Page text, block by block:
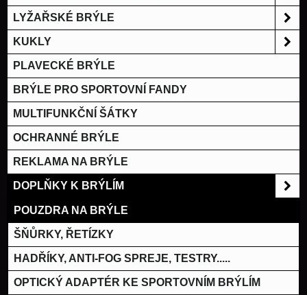
LYŽAŘSKÉ BRÝLE
KUKLY
PLAVECKÉ BRÝLE
BRÝLE PRO SPORTOVNÍ FANDY
MULTIFUNKČNÍ ŠÁTKY
OCHRANNÉ BRÝLE
REKLAMA NA BRÝLE
DOPLŇKY K BRÝLÍM
POUZDRA NA BRÝLE
ŠŇŮRKY, ŘETÍZKY
HADŘÍKY, ANTI-FOG SPREJE, TESTRY.....
OPTICKÝ ADAPTÉR KE SPORTOVNÍM BRÝLÍM